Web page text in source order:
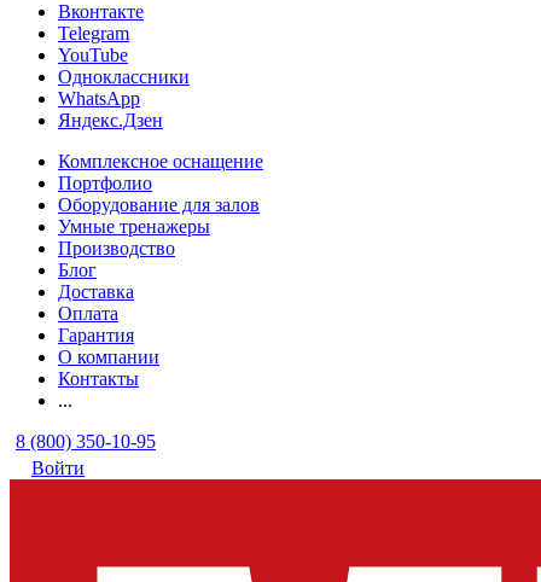
Вконтакте
Telegram
YouTube
Одноклассники
WhatsApp
Яндекс.Дзен
Комплексное оснащение
Портфолио
Оборудование для залов
Умные тренажеры
Производство
Блог
Доставка
Оплата
Гарантия
О компании
Контакты
...
8 (800) 350-10-95
Войти